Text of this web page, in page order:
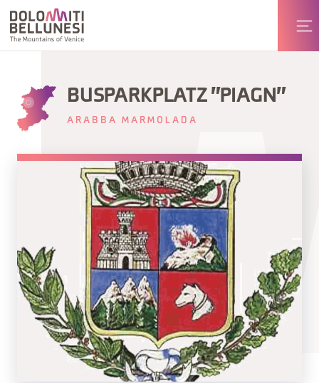
BUSPARKPLATZ "PIAGN"
ARABBA MARMOLADA